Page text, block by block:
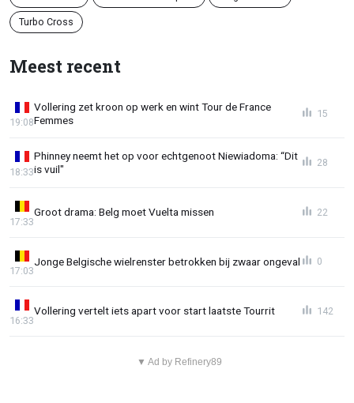
Turbo Cross
Meest recent
Vollering zet kroon op werk en wint Tour de France
Femmes
19:08
15
Phinney neemt het op voor echtgenoot Niewiadoma: “Dit
is vuil"
18:33
28
Groot drama: Belg moet Vuelta missen
17:33
22
Jonge Belgische wielrenster betrokken bij zwaar ongeval
17:03
0
Vollering vertelt iets apart voor start laatste Tourrit
16:33
142
▼ Ad by Refinery89